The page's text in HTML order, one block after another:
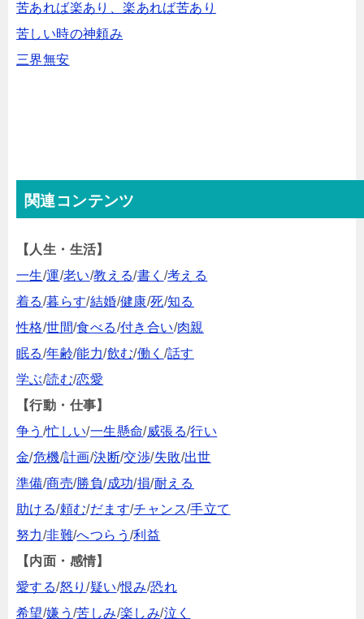
苦あれば楽あり、楽あれば苦あり
苦しい時の神頼み
三界無安
関連コンテンツ
【人生・生活】
一生/運/老い/教える/書く /考える
着る/暮らす/結婚/健康/死/知る
性格/世間/食べる/付き合い/肉親
眠る/年齢/能力/飲む/働く /話す
学ぶ/読む/恋愛
【行動・仕事】
争う /忙しい/一生懸命/威張る/行い
金/危機/計画/決断/交渉/失敗/出世
準備/商売/勝負/成功/損/耐える
助ける/頼む/だます/チャンス/手立て
努力/非難/へつらう/利益
【内面・感情】
愛する/怒り/疑い/恨み/恐れ
希望/嫌う/苦しみ/楽しみ/泣く